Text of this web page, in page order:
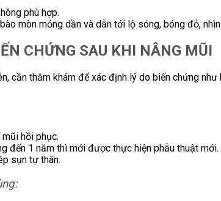
phù hợp.
mòn mỏng dần và dẫn tới lộ sóng, bóng đỏ,
CHỨNG SAU KHI NÂNG MŨI
cần thăm khám để xác định lý do biến chứng
hồi phục.
đến 1 năm thì mới được thực hiện phẫu thuật mới.
sụn tự thân.